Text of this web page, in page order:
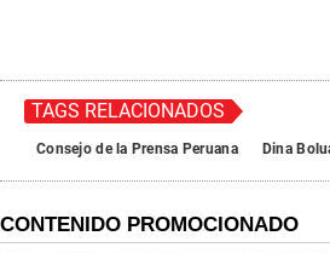
TAGS RELACIONADOS
Consejo de la Prensa Peruana Dina